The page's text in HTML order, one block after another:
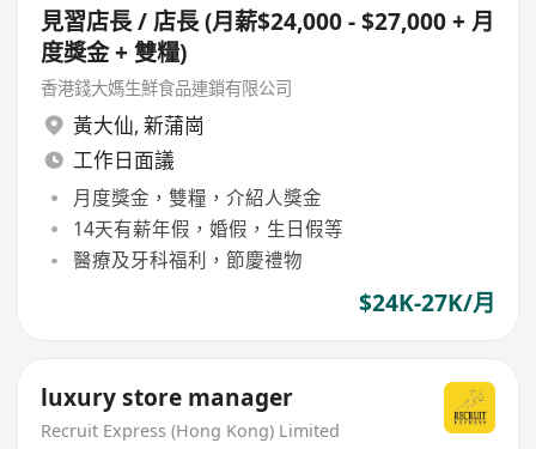
見習店長 / 店長 (月薪$24,000 - $27,000 + 月
度獎金 + 雙糧)
香港錢大媽生鮮食品連鎖有限公司
黃大仙, 新蒲崗
工作日面議
月度獎金，雙糧，介紹人獎金
14天有薪年假，婚假，生日假等
醫療及牙科福利，節慶禮物
$24K-27K/月
luxury store manager
Recruit Express (Hong Kong) Limited